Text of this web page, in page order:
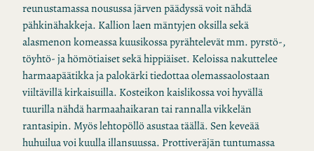
reunustamassa nousussa järven päädyssä voit nähdä
pähkinähakkeja. Kallion laen mäntyjen oksilla sekä
alasmenon komeassa kuusikossa pyrähtelevät mm. pyrstö-,
töyhtö- ja hömötiaiset sekä hippiäiset. Keloissa nakuttelee
harmaapäätikka ja palokärki tiedottaa olemassaolostaan
viiltävillä kirkaisuilla. Kosteikon kaislikossa voi hyvällä
tuurilla nähdä harmaahaikaran tai rannalla vikkelän
rantasipin. Myös lehtopöllö asustaa täällä. Sen keveää
huhuilua voi kuulla illansuussa. Prottiveräjän tuntumassa